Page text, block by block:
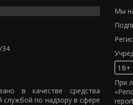
34
в качестве средства
по надзору в сфере
Мы
18+
При